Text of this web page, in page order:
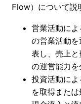
Flow）について説
営業活動に
の営業活動
表し、売上
の運営能力を
投資活動に
を取得また